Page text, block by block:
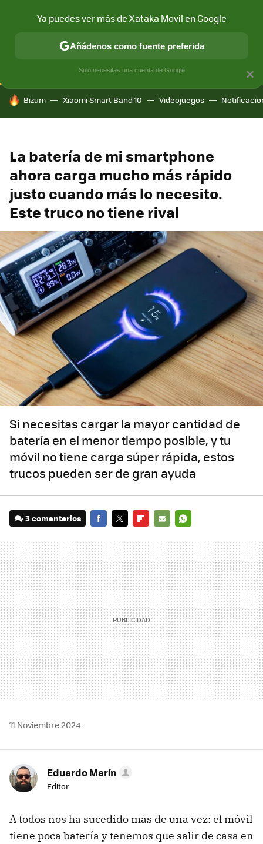
CONECTIVIDAD MÓVIL Y SOCIEDAD APLICACIONES
HOY SE HABLA DE
Bizum Xiaomi Smart Band 10 Videojuegos
La batería de mi smartphone
ahora carga mucho más rápido
justo cuando más lo necesito.
Este truco no tiene rival
Si necesitas cargar la mayor cantidad de
batería en el menor tiempo posible, y tu
móvil no tiene carga súper rápida, estos
trucos pueden ser de gran ayuda
3 comentarios
MAIL
11 Noviembre 2024
Eduardo Marín
Editor
A todos nos ha sucedido más de una vez: el móvil
tiene poca batería y tenemos que salir de casa en
×
Ya puedes ver más de Xataka Movil en Google
Añádenos como fuente preferida
Solo necesitas una cuenta de Google